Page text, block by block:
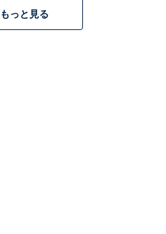
イドル人生を送るサクラさ
ァンも見受けられました。
っと見る